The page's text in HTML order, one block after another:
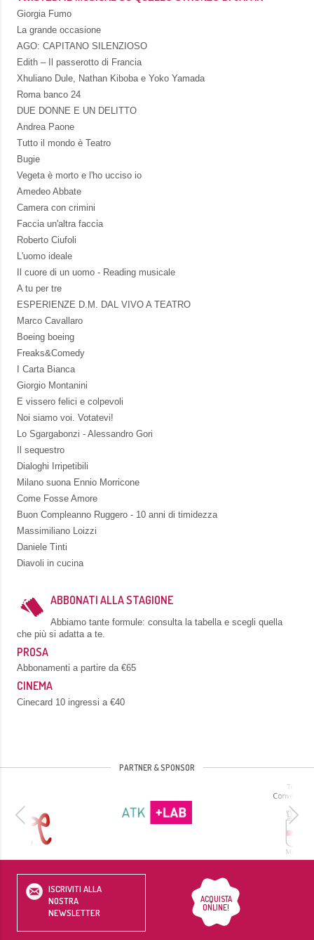
Giorgia Fumo
La grande occasione
AGO: CAPITANO SILENZIOSO
Edith – Il passerotto di Francia
Xhuliano Dule, Nathan Kiboba e Yoko Yamada
Roma banco 24
DUE DONNE E UN DELITTO
Andrea Paone
Tutto il mondo è Teatro
Bugie
Vegeta è morto e l'ho ucciso io
Amedeo Abbate
Camera con crimini
Faccia un'altra faccia
Roberto Ciufoli
L'uomo ideale
Il cuore di un uomo - Reading musicale
A tu per tre
ESPERIENZE D.M. DAL VIVO A TEATRO
Marco Cavallaro
Boeing boeing
Freaks&Comedy
I Carta Bianca
Giorgio Montanini
E vissero felici e colpevoli
Noi siamo voi. Votatevi!
Lo Sgargabonzi - Alessandro Gori
Il sequestro
Dialoghi Irripetibili
Milano suona Ennio Morricone
Come Fosse Amore
Buon Compleanno Ruggero - 10 anni di timidezza
Massimiliano Loizzi
Daniele Tinti
Diavoli in cucina
ABBONATI ALLA STAGIONE
Abbiamo tante formule: consulta la tabella e scegli quella
che più si adatta a te.
PROSA
Abbonamenti a partire da €65
CINEMA
Cinecard 10 ingressi a €40
PARTNER & SPONSOR
ISCRIVITI ALLA
NOSTRA
NEWSLETTER
ACQUISTA
ONLINE!